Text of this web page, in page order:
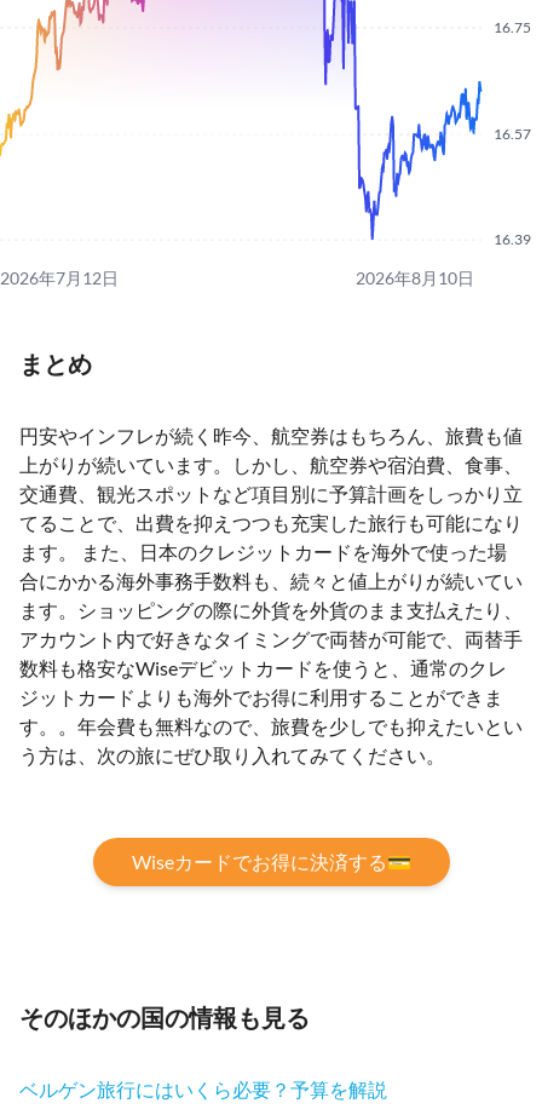
16.39
16.57
16.75
2026年7月12日 2026年8月10日
まとめ
円安やインフレが続く昨今、航空券はもちろん、旅費も値
上がりが続いています。しかし、航空券や宿泊費、食事、
交通費、観光スポットなど項目別に予算計画をしっかり立
てることで、出費を抑えつつも充実した旅行も可能になり
ます。 また、日本のクレジットカードを海外で使った場
合にかかる海外事務手数料も、続々と値上がりが続いてい
ます。ショッピングの際に外貨を外貨のまま支払えたり、
アカウント内で好きなタイミングで両替が可能で、両替手
数料も格安なWiseデビットカードを使うと、通常のクレ
ジットカードよりも海外でお得に利用することができま
す。。年会費も無料なので、旅費を少しでも抑えたいとい
う方は、次の旅にぜひ取り入れてみてください。
Wiseカードでお得に決済する💳
そのほかの国の情報も見る
ベルゲン旅行にはいくら必要？予算を解説